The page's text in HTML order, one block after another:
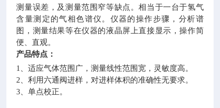
测量误差，及测量范围窄等缺点。相当于一台于氢气
含量测定的气相色谱仪。仪器的操作步骤，分析谱
图，测量结果等在仪器的液晶屏上直接显示，操作简
便、直观。
产品特点：
1、适应气体范围广，测量线性范围宽，灵敏度高。
2、利用六通阀进样，对进样体积的准确性无要求。
3、单点校正。